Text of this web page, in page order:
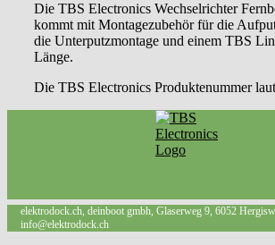
Die TBS Electronics Wechselrichter
kommt mit Montagezubehör für die
die Unterputzmontage und einem TBS
Länge.
Die TBS Electronics Produktenummer
elektrodock.ch, deinboot gmbh, Glaserweg 9, 6052
info@elektrodock.ch